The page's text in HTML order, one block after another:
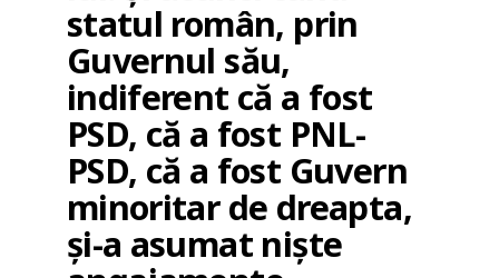
statul român, prin
Guvernul său,
indiferent că a fost
PSD, că a fost PNL-
PSD, că a fost Guvern
minoritar de dreapta,
și-a asumat niște